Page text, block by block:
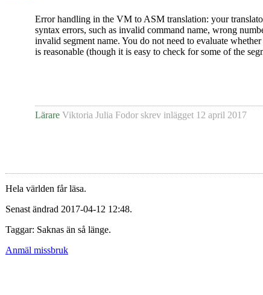
Error handling in the VM to ASM translation: your
syntax errors, such as invalid command name, wrong
invalid segment name. You do not need to evaluate
is reasonable (though it is easy to check for some of the
Lärare Viktoria Julia Fodor skrev inlägget 12 april 2017
Hela världen får läsa.
Senast ändrad 2017-04-12 12:48.
Taggar: Saknas än så länge.
Anmäl missbruk